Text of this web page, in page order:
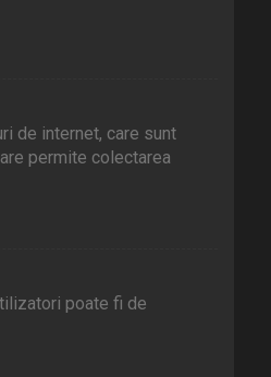
de internet, care sunt
permite colectarea
poate fi de